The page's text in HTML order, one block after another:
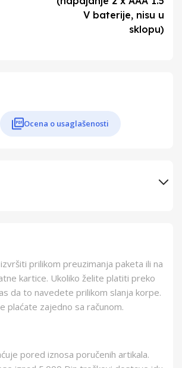
V baterije, nisu u
sklopu)
Ocena o usaglašenosti
ELEMENTA d.o.o.
prilikom preuzimanja paketa ili na
kartice. Ukoliko želite platiti preko
da to navedete prilikom slanja korpe.
plaćate zajedno sa računom.
pored iznosa poručenih artikala.